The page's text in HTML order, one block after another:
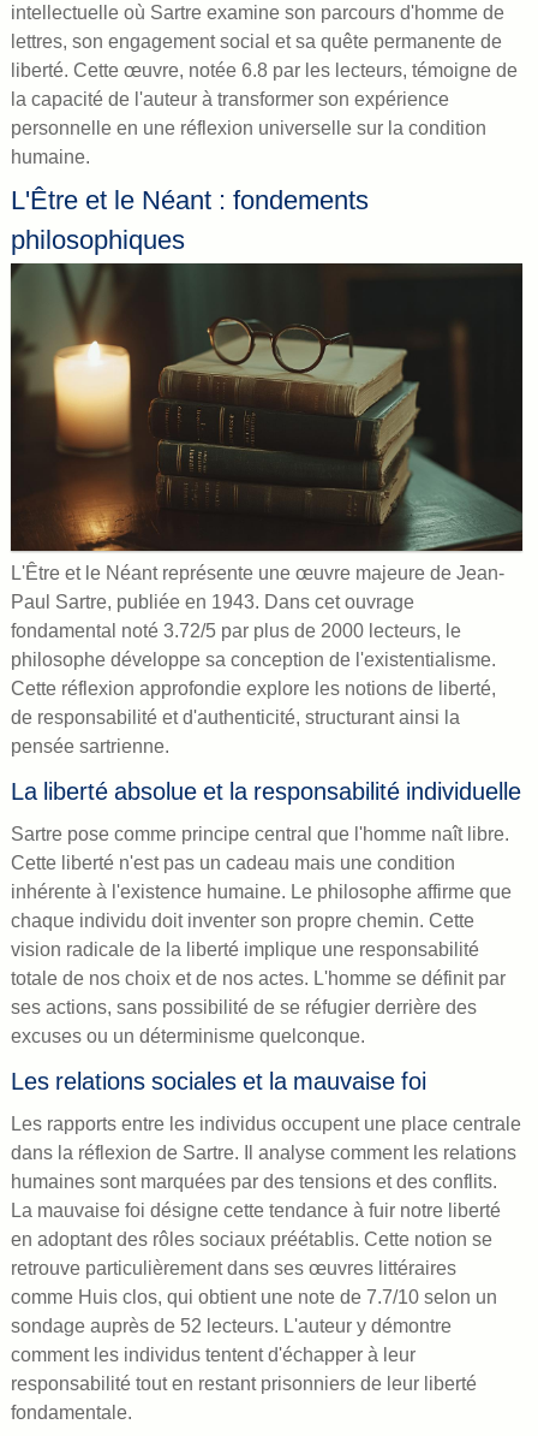
intellectuelle où Sartre examine son parcours d'homme de
lettres, son engagement social et sa quête permanente de
liberté. Cette œuvre, notée 6.8 par les lecteurs, témoigne de
la capacité de l'auteur à transformer son expérience
personnelle en une réflexion universelle sur la condition
humaine.
L'Être et le Néant : fondements
philosophiques
L'Être et le Néant représente une œuvre majeure de Jean-
Paul Sartre, publiée en 1943. Dans cet ouvrage
fondamental noté 3.72/5 par plus de 2000 lecteurs, le
philosophe développe sa conception de l'existentialisme.
Cette réflexion approfondie explore les notions de liberté,
de responsabilité et d'authenticité, structurant ainsi la
pensée sartrienne.
La liberté absolue et la responsabilité individuelle
Sartre pose comme principe central que l'homme naît libre.
Cette liberté n'est pas un cadeau mais une condition
inhérente à l'existence humaine. Le philosophe affirme que
chaque individu doit inventer son propre chemin. Cette
vision radicale de la liberté implique une responsabilité
totale de nos choix et de nos actes. L'homme se définit par
ses actions, sans possibilité de se réfugier derrière des
excuses ou un déterminisme quelconque.
Les relations sociales et la mauvaise foi
Les rapports entre les individus occupent une place centrale
dans la réflexion de Sartre. Il analyse comment les relations
humaines sont marquées par des tensions et des conflits.
La mauvaise foi désigne cette tendance à fuir notre liberté
en adoptant des rôles sociaux préétablis. Cette notion se
retrouve particulièrement dans ses œuvres littéraires
comme Huis clos, qui obtient une note de 7.7/10 selon un
sondage auprès de 52 lecteurs. L'auteur y démontre
comment les individus tentent d'échapper à leur
responsabilité tout en restant prisonniers de leur liberté
fondamentale.